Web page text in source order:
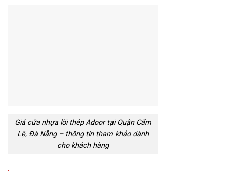
Giá cửa nhựa lõi thép Adoor tại Quận Cẩm
Lệ, Đà Nẵng – thông tin tham khảo dành
cho khách hàng